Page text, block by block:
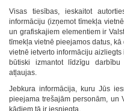
Visas tiesības, ieskaitot
informāciju (izņemot tīmekļa
un grafiskajiem elementiem ir
tīmekļa vietnē pieejamos datus,
vietnē ietverto informāciju
būtiski izmantot līdzīgu
atļaujas.
Jebkura informācija, kuru Jūs
pieejama trešajām personām, un
kādiem tā ir iesniegta.